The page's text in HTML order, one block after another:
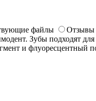
файлы Отзывы
Зубы подходят
и